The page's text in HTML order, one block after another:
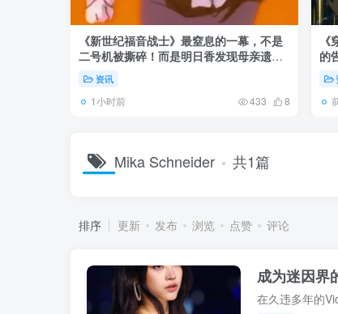
《新世纪福音战士》最窒息的一幕，不是
二号机被撕碎！而是明日香发现母亲遗
体！资讯
1小时前 433 8
的
Mika Schneider 共1篇
排序 更新 发布 浏览 点赞 评论
成为迷因界